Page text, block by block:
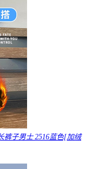
裤子男士 2516蓝色[加绒